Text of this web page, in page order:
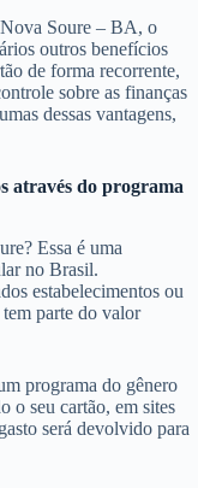
Nova Soure – BA, o
outros benefícios
de forma recorrente,
sobre as finanças
dessas vantagens,
através do programa
Essa é uma
no Brasil.
estabelecimentos ou
parte do valor
programa do gênero
o seu cartão, em sites
será devolvido para